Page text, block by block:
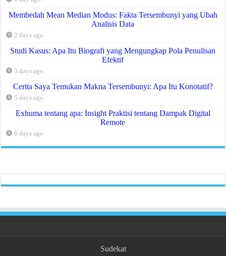
Membedah Mean Median Modus: Fakta Tersembunyi yang Ubah
Analisis Data
2 days ago
Studi Kasus: Apa Itu Biografi yang Mengungkap Pola Penulisan
Efektif
3 days ago
Cerita Saya Temukan Makna Tersembunyi: Apa Itu Konotatif?
5 days ago
Exhuma tentang apa: Insight Praktisi tentang Dampak Digital
Remote
6 days ago
Sudekat